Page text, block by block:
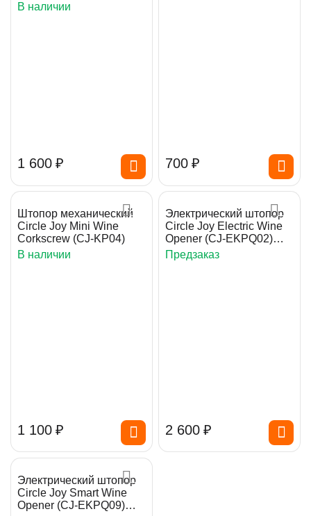
В наличии
1 600 ₽ ‍700‍ ₽
Штопор механический
Circle Joy Mini Wine
Corkscrew (CJ-KP04)
В наличии
1 100 ₽
Электрический штопор
Circle Joy Electric Wine
Opener (CJ-EKPQ02)
Black
Предзаказ
2 600 ₽
Электрический штопор
Circle Joy Smart Wine
Opener (CJ-EKPQ09)